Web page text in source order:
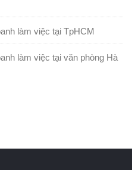
làm việc tại TpHCM
làm việc tại văn phòng Hà